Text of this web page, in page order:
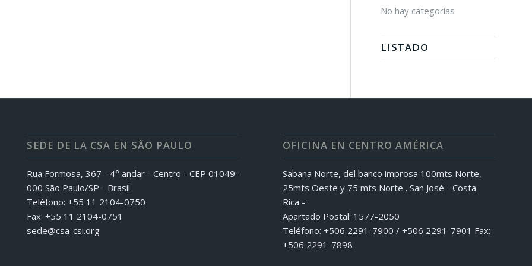
No hay categorías
LISTADO
SEDE DE LA CSA EN SÃO PAULO
Rua Formosa, 367 - 4° andar - Centro - CEP 01049-
000 São Paulo/SP - Brasil
Teléfono: +55 11 2104-0750
Fax: +55 11 2104-0751
sede@csa-csi.org
OFICINA EN CENTRO AMÉRICA
Sabana Norte, del banco improsa 100mts Norte,
25mts Oeste y 75 mts Norte . San José - Costa
Rica -
Apartado Postal: 1577-2050
Teléfono: +506 2291-7900 / +506 2291-7901 Fax:
+506 2291-7898